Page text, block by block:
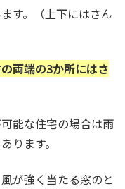
す。（上下にはさん
両端の3か所にはさ
能な住宅の場合は雨
ります。
が強く当たる窓のと